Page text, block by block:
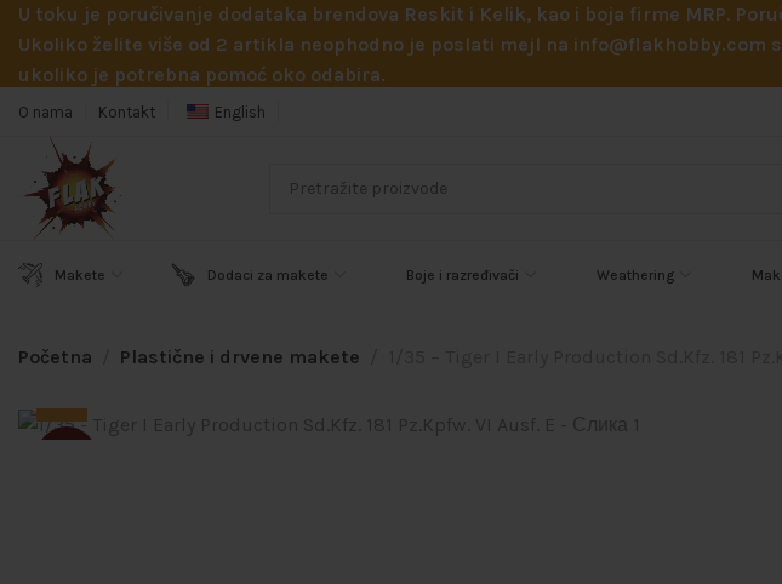
U toku je poručivanje dodataka brendova Reskit i Kelik, kao i boja firme MRP.
Ukoliko želite više od 2 artikla neophodno je poslati mejl na info@flakhobby.com
ukoliko je potrebna pomoć oko odabira.
O nama Kontakt English
Makete Dodaci za makete Boje i razređivači Weathering
Početna Plastične i drvene makete